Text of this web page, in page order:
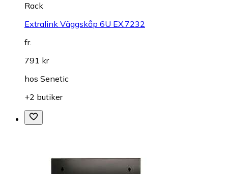
Rack
Extralink Väggskåp 6U EX.7232
fr.
791 kr
hos Senetic
+2 butiker